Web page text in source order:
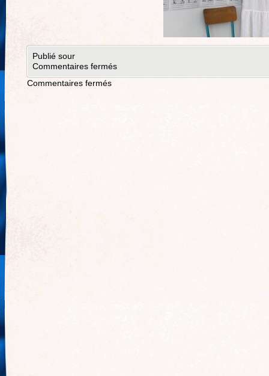
Publié sour
Commentaires fermés
Commentaires fermés